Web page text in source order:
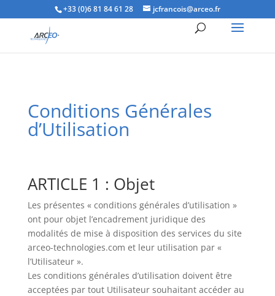
+33 (0)6 81 84 61 28 jcfrancois@arceo.fr
Conditions Générales
d’Utilisation
ARTICLE 1 : Objet
Les présentes « conditions générales d’utilisation »
ont pour objet l’encadrement juridique des
modalités de mise à disposition des services du site
arceo-technologies.com et leur utilisation par «
l’Utilisateur ».
Les conditions générales d’utilisation doivent être
acceptées par tout Utilisateur souhaitant accéder au